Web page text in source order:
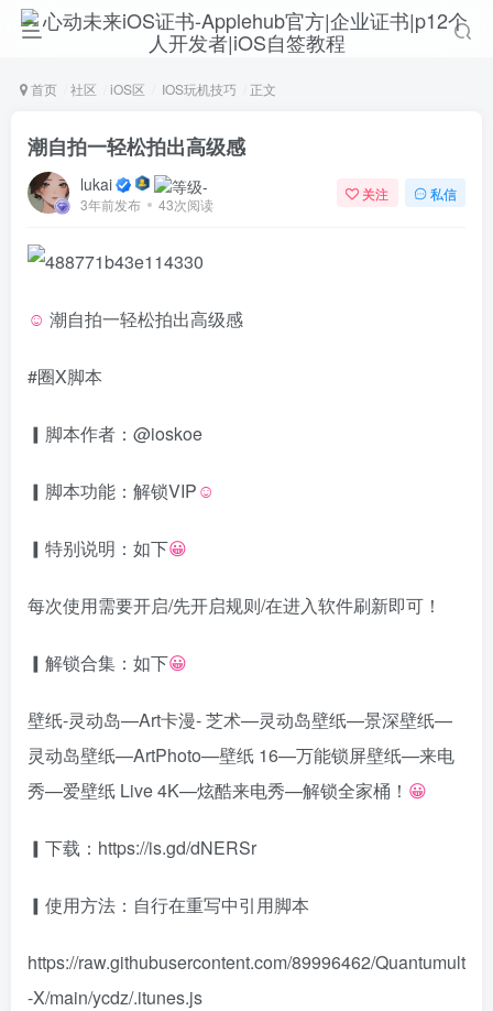
首页 社区 iOS区 IOS玩机技巧 正文
潮自拍一轻松拍出高级感
lukai
3年前发布 43次阅读
关注 私信
☺️ 潮自拍一轻松拍出高级感
#圈X脚本
▎脚本作者：@ioskoe
▎脚本功能：解锁VIP☺️
▎特别说明：如下😀
每次使用需要开启/先开启规则/在进入软件刷新即可！
▎解锁合集：如下😀
壁纸-灵动岛—Art卡漫- 芝术—灵动岛壁纸—景深壁纸—
灵动岛壁纸—ArtPhoto—壁纸 16—万能锁屏壁纸—来电
秀—爱壁纸 Live 4K—炫酷来电秀—解锁全家桶！ 😀
▎下载：https://is.gd/dNERSr
▎使用方法：自行在重写中引用脚本
https://raw.githubusercontent.com/89996462/Quantumult
-X/main/ycdz/.itunes.js